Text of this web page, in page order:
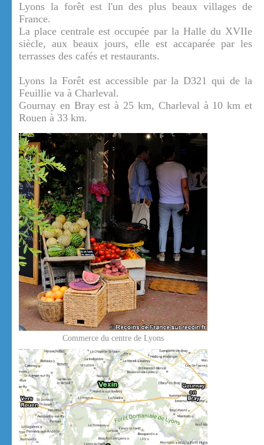
Lyons la forêt est l'un des plus beaux villages de
France.
La place centrale est occupée par la Halle du XVIIe
siècle, aux beaux jours, elle est accaparée par les
terrasses des cafés et restaurants.
Lyons la Forêt est accessible par la D321 qui de la
Feuillie va à Charleval.
Gournay en Bray est à 25 km, Charleval à 10 km et
Rouen à 33 km.
Commerce du centre de Lyons